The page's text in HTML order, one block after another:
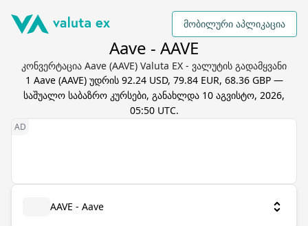
მობილური აპლიკაცია
Aave - AAVE
კონვერტაცია Aave (AAVE) Valuta EX - ვალუტის გადამყვანი
1 Aave(AAVE) უდრის 92.24 USD, 79.84 EUR, 68.36 GBP—
საშუალო საბაზრო კურსები, განახლდა 10 აგვისტო, 2026,
05:50 UTC.
AAVE - Aave